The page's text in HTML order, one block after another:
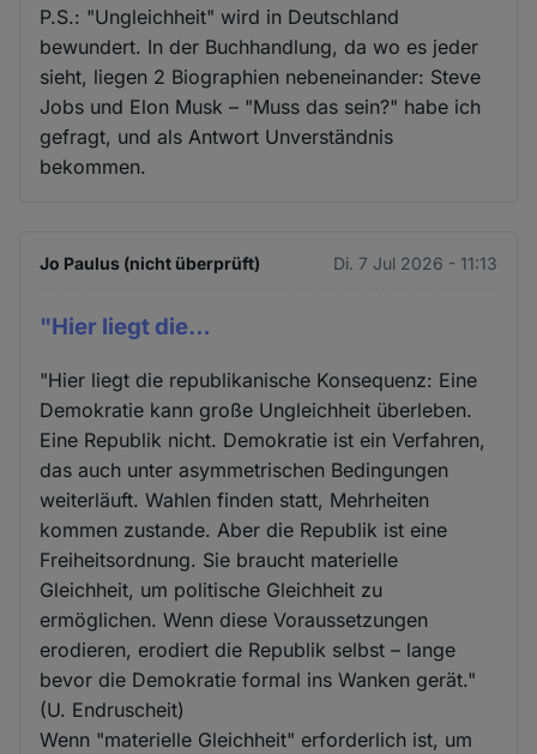
P.S.: "Ungleichheit" wird in Deutschland
bewundert. In der Buchhandlung, da wo es jeder
sieht, liegen 2 Biographien nebeneinander: Steve
Jobs und Elon Musk – "Muss das sein?" habe ich
gefragt, und als Antwort Unverständnis
bekommen.
Jo Paulus (nicht überprüft) Di. 7 Jul 2026 - 11:13
"Hier liegt die…
"Hier liegt die republikanische Konsequenz: Eine
Demokratie kann große Ungleichheit überleben.
Eine Republik nicht. Demokratie ist ein Verfahren,
das auch unter asymmetrischen Bedingungen
weiterläuft. Wahlen finden statt, Mehrheiten
kommen zustande. Aber die Republik ist eine
Freiheitsordnung. Sie braucht materielle
Gleichheit, um politische Gleichheit zu
ermöglichen. Wenn diese Voraussetzungen
erodieren, erodiert die Republik selbst – lange
bevor die Demokratie formal ins Wanken gerät."
(U. Endruscheit)
Wenn "materielle Gleichheit" erforderlich ist, um